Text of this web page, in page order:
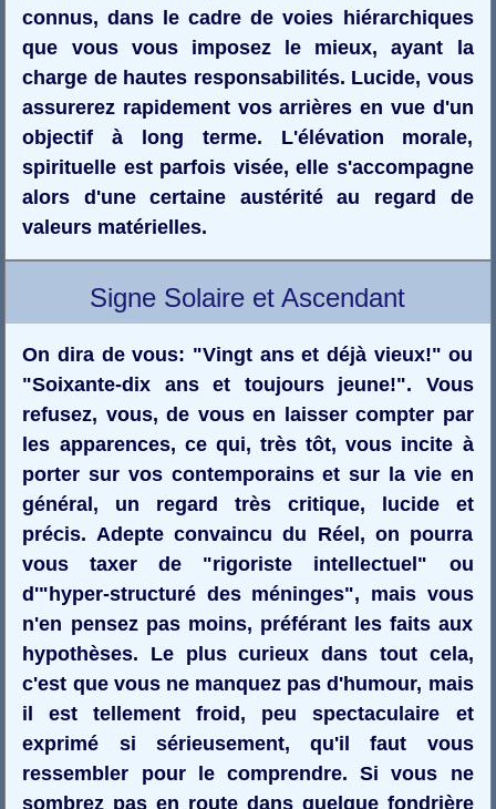
connus, dans le cadre de voies hiérarchiques
que vous vous imposez le mieux, ayant la
charge de hautes responsabilités. Lucide, vous
assurerez rapidement vos arrières en vue d'un
objectif à long terme. L'élévation morale,
spirituelle est parfois visée, elle s'accompagne
alors d'une certaine austérité au regard de
valeurs matérielles.
Signe Solaire et Ascendant
On dira de vous: "Vingt ans et déjà vieux!" ou
"Soixante-dix ans et toujours jeune!". Vous
refusez, vous, de vous en laisser compter par
les apparences, ce qui, très tôt, vous incite à
porter sur vos contemporains et sur la vie en
général, un regard très critique, lucide et
précis. Adepte convaincu du Réel, on pourra
vous taxer de "rigoriste intellectuel" ou
d'"hyper-structuré des méninges", mais vous
n'en pensez pas moins, préférant les faits aux
hypothèses. Le plus curieux dans tout cela,
c'est que vous ne manquez pas d'humour, mais
il est tellement froid, peu spectaculaire et
exprimé si sérieusement, qu'il faut vous
ressembler pour le comprendre. Si vous ne
sombrez pas en route dans quelque fondrière